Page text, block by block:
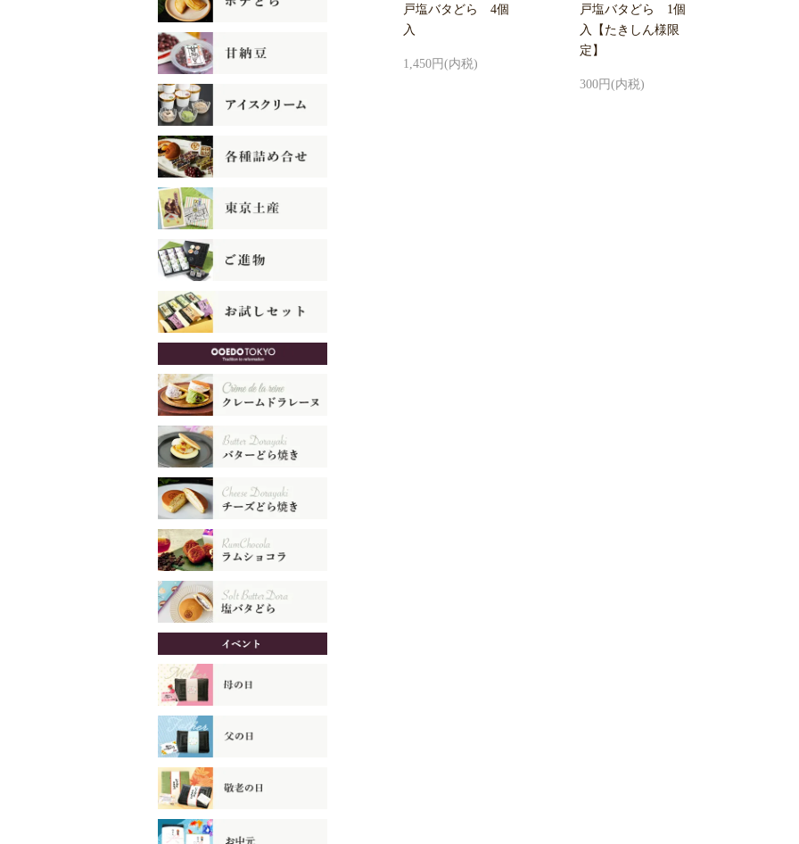
戸塩バタどら 4個
入
1,450円(内税)
戸塩バタどら 1個
入【たきしん様限
定】
300円(内税)